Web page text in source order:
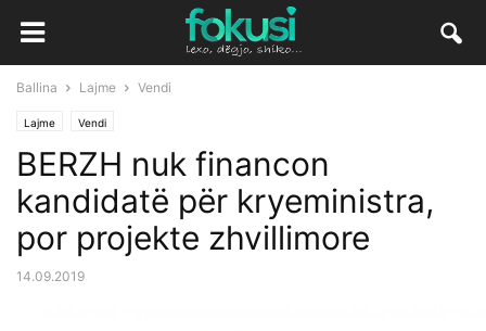
Ballina Lajme Vendi
Lajme Vendi
BERZH nuk financon
kandidatë për kryeministra,
por projekte zhvillimore
14.09.2019